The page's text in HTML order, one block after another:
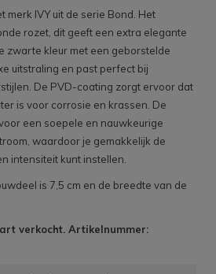
merk IVY uit de serie Bond. Het
rozet, dit geeft een extra elegante
zwarte kleur met een geborstelde
uitstraling en past perfect bij
De PVD-coating zorgt ervoor dat
is voor corrosie en krassen. De
een soepele en nauwkeurige
waardoor je gemakkelijk de
intensiteit kunt instellen.
is 7,5 cm en de breedte van de
verkocht. Artikelnummer: